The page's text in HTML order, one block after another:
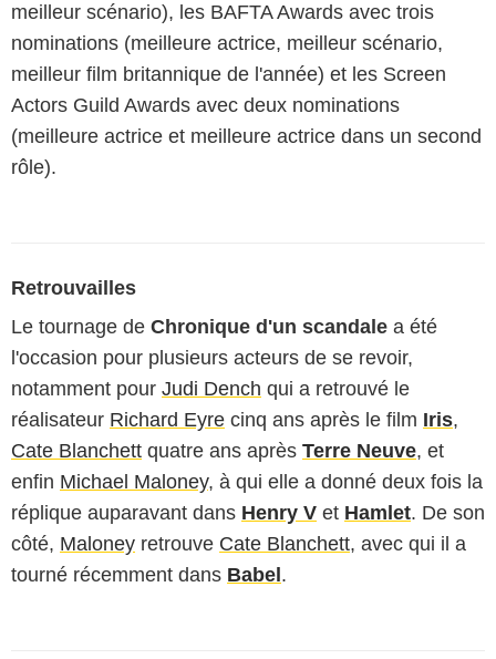
meilleur scénario), les BAFTA Awards avec trois
nominations (meilleure actrice, meilleur scénario,
meilleur film britannique de l'année) et les Screen
Actors Guild Awards avec deux nominations
(meilleure actrice et meilleure actrice dans un second
rôle).
Retrouvailles
Le tournage de Chronique d'un scandale a été
l'occasion pour plusieurs acteurs de se revoir,
notamment pour Judi Dench qui a retrouvé le
réalisateur Richard Eyre cinq ans après le film Iris,
Cate Blanchett quatre ans après Terre Neuve, et
enfin Michael Maloney, à qui elle a donné deux fois la
réplique auparavant dans Henry V et Hamlet. De son
côté, Maloney retrouve Cate Blanchett, avec qui il a
tourné récemment dans Babel .